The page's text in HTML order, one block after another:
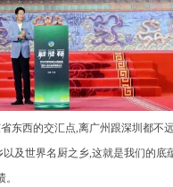
东西的交汇点,离广州跟深圳都不
及世界名厨之乡,这就是我们的底